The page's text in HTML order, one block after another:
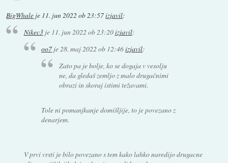
BigWhale je 11. jun 2022 ob 23:57izjavil:
Nikec3je 11. jun 2022 ob 23:20izjavil:
oo7je 28. maj 2022 ob 12:46izjavil:
Zato pa je bolje, ko se dogaja v vesolju
ne, da gledaš zemljo z malo drugačnimi
obrazi in skoraj istimi težavami.
Tole ni pomanjkanje domišljije, to je povezano z
denarjem.
V prvi vrsti je bilo povezano s tem kako lahko naredijo drugacne